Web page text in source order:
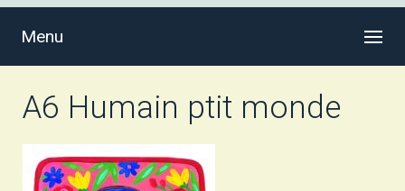
Menu
A6 Humain ptit monde